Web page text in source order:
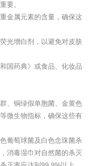
要。
金属元素的含量，确保这
光增白剂，以避免对皮肤
国药典》或食品、化妆品
、铜绿假单胞菌、金黄色
微生物指标，确保这些有
葡萄球菌及白色念珠菌杀
消毒湿巾对自然菌的杀灭
消泡剂检测
化学品检测